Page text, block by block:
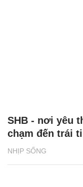
NHỊP SỐNG
SHB - nơi yêu
chạm đến trái